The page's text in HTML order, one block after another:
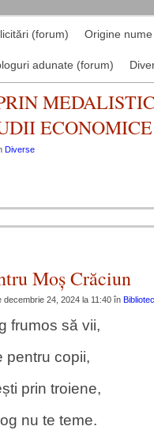
Taifas Literary
Maratoane
forum
(forum) Origine
adunate (forum)
Diverse
Moș Crăciun
decembrie 24, 2024 la 11:40 în
frumos să vii,
pentru copii,
prin troiene,
nu te teme.